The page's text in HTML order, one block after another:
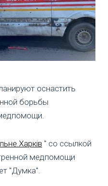
оснастить
борьбы
" со ссылкой
медпомощи
"Думка".